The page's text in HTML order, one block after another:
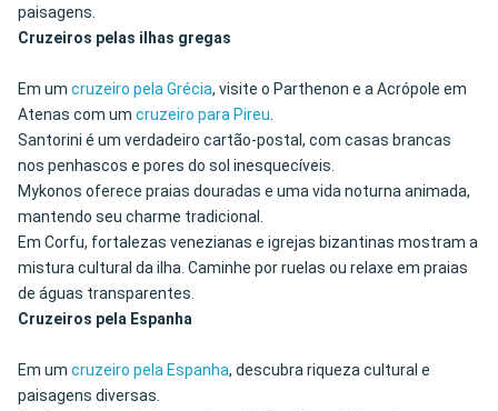
paisagens.
Cruzeiros pelas ilhas gregas
Em um cruzeiro pela Grécia, visite o Parthenon e a Acrópole em
Atenas com um cruzeiro para Pireu.
Santorini é um verdadeiro cartão-postal, com casas brancas
nos penhascos e pores do sol inesquecíveis.
Mykonos oferece praias douradas e uma vida noturna animada,
mantendo seu charme tradicional.
Em Corfu, fortalezas venezianas e igrejas bizantinas mostram a
mistura cultural da ilha. Caminhe por ruelas ou relaxe em praias
de águas transparentes.
Cruzeiros pela Espanha
Em um cruzeiro pela Espanha, descubra riqueza cultural e
paisagens diversas.